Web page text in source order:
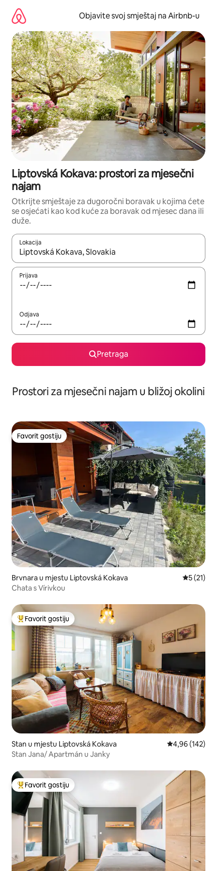
sadržaj
Objavite svoj smještaj na Airbnb-u
Liptovská Kokava: prostori za mjesečni
najam
Otkrijte smještaje za dugoročni boravak u kojima ćete
se osjećati kao kod kuće za boravak od mjesec dana ili
duže.
Lokacija
Kad su rezultati dostupni, možete da se krećete kroz njih
Prijava
Odjava
Pretraga
Prostori za mjesečni najam u bližoj okolini
Favorit gostiju
Favorit gostiju
Brvnara u mjestu Liptovská Kokava prosječna
5 (21)
Chata s Vírivkou
Glavni favorit gostiju
Favorit gostiju
Stan u mjestu Liptovská Kokava prosječna
4,96 (142)
Stan Jana/ Apartmán u Janky
Glavni favorit gostiju
Favorit gostiju